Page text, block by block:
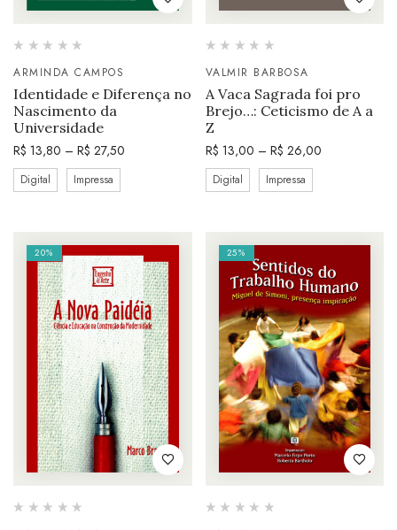
ARMINDA CAMPOS
Identidade e Diferença no
Nascimento da
Universidade
R$ 13,80 – R$ 27,50
Digital Impressa
VALMIR BARBOSA
A Vaca Sagrada foi pro
Brejo…: Ceticismo de A a
Z
R$ 13,00 – R$ 26,00
Digital Impressa
20% 25%